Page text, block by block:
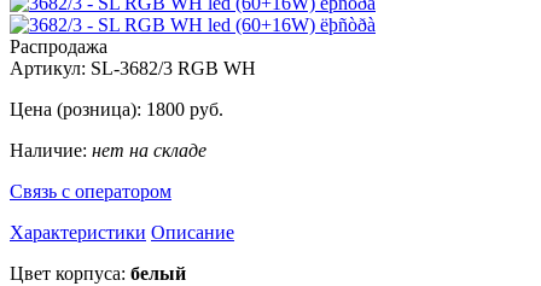
Распродажа
Артикул: SL-3682/3 RGB WH
Цена (розница): 1800 руб.
Наличие: нет на складе
Связь с оператором
Характеристики Описание
Цвет корпуса: белый